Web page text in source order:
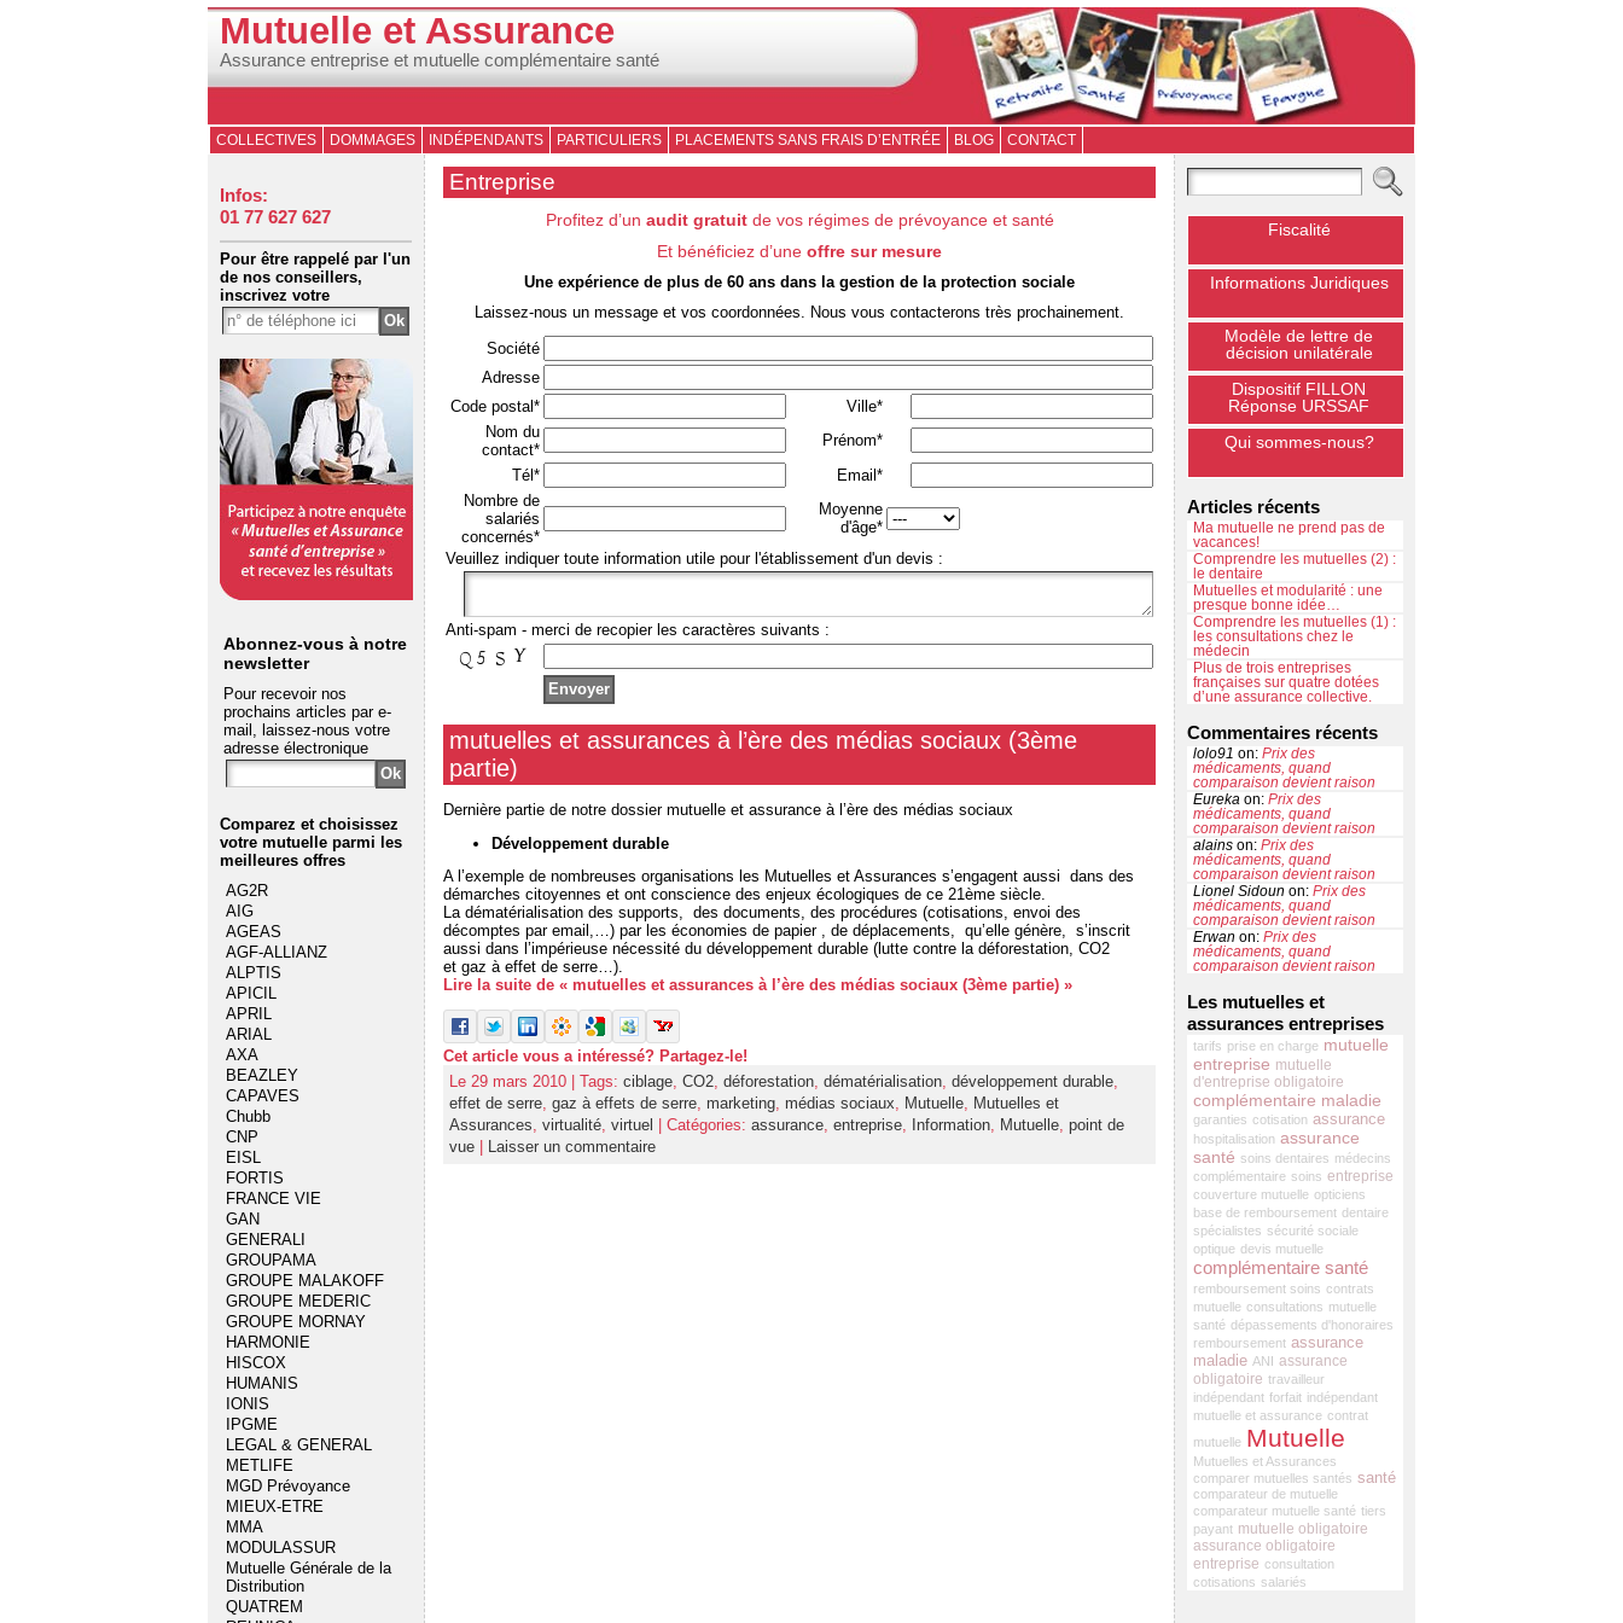
Mutuelle et Assurance
Assurance entreprise et mutuelle complémentaire santé
COLLECTIVES DOMMAGES INDÉPENDANTS PARTICULIERS PLACEMENTS SANS FRAIS D’ENTRÉE BLOG CONTACT
Infos:
01 77 627 627
Pour être rappelé par l'un
de nos conseillers,
inscrivez votre
Abonnez-vous à notre
newsletter
Pour recevoir nos
prochains articles par e-
mail, laissez-nous votre
adresse électronique
Comparez et choisissez
votre mutuelle parmi les
meilleures offres
AG2R
AIG
AGEAS
AGF-ALLIANZ
ALPTIS
APICIL
APRIL
ARIAL
AXA
BEAZLEY
CAPAVES
Chubb
CNP
EISL
FORTIS
FRANCE VIE
GAN
GENERALI
GROUPAMA
GROUPE MALAKOFF
GROUPE MEDERIC
GROUPE MORNAY
HARMONIE
HISCOX
HUMANIS
IONIS
IPGME
LEGAL & GENERAL
METLIFE
MGD Prévoyance
MIEUX-ETRE
MMA
MODULASSUR
Mutuelle Générale de la
Distribution
QUATREM
Entreprise
Profitez d’un audit gratuitde vos régimes de prévoyance et santé
Et bénéficiez d’une offre sur mesure
Une expérience de plus de 60 ans dans la gestion de la protection sociale
Laissez-nous un message et vos coordonnées. Nous vous contacterons très prochainement.
Société
Adresse
Code postal*
Ville*
Nom du
contact*
Prénom*
Tél*
Email*
Nombre de
salariés
concernés*
Moyenne
d'âge*
Veuillez indiquer toute information utile pour l'établissement d'un devis :
Anti-spam - merci de recopier les caractères suivants :
mutuelles et assurances à l’ère des médias sociaux (3ème
partie)
Dernière partie de notre dossier mutuelle et assurance à l’ère des médias sociaux
Développement durable
A l’exemple de nombreuses organisations les Mutuelles et Assurances s’engagent aussi dans des
démarches citoyennes et ont conscience des enjeux écologiques de ce 21ème siècle.
La dématérialisation des supports, des documents, des procédures (cotisations, envoi des
décomptes par email,…) par les économies de papier , de déplacements, qu’elle génère, s’inscrit
aussi dans l’impérieuse nécessité du développement durable (lutte contre la déforestation, CO2
et gaz à effet de serre…).
Lire la suite de « mutuelles et assurances à l’ère des médias sociaux (3ème partie) »
Cet article vous a intéressé? Partagez-le!
Le 29 mars 2010 | Tags: ciblage, CO2, déforestation, dématérialisation, développement durable,
effet de serre, gaz à effets de serre, marketing, médias sociaux, Mutuelle, Mutuelles et
Assurances, virtualité, virtuel | Catégories: assurance, entreprise, Information, Mutuelle, point de
vue
Laisser un commentaire
Fiscalité
Informations Juridiques
Modèle de lettre de
décision unilatérale
Dispositif FILLON
Réponse URSSAF
Qui sommes-nous?
Articles récents
Ma mutuelle ne prend pas de
vacances!
Comprendre les mutuelles (2) :
le dentaire
Mutuelles et modularité : une
presque bonne idée…
Comprendre les mutuelles (1) :
les consultations chez le
médecin
Plus de trois entreprises
françaises sur quatre dotées
d’une assurance collective.
Commentaires récents
lolo91 on: Prix des
médicaments, quand
comparaison devient raison
Eureka on: Prix des
médicaments, quand
comparaison devient raison
alains on: Prix des
médicaments, quand
comparaison devient raison
Lionel Sidoun on: Prix des
médicaments, quand
comparaison devient raison
Erwan on: Prix des
médicaments, quand
comparaison devient raison
Les mutuelles et
assurances entreprises
tarifs prise en charge mutuelle
entreprise mutuelle
d'entreprise obligatoire
complémentaire maladie
garanties cotisation assurance
hospitalisation assurance
santé soins dentaires médecins
complémentaire soins entreprise
couverture mutuelle opticiens
base de remboursement dentaire
spécialistes sécurité sociale
optique devis mutuelle
complémentaire santé
remboursement soins contrats
mutuelle consultations mutuelle
santé dépassements d'honoraires
remboursement assurance
maladie ANI assurance
obligatoire travailleur
indépendant forfait indépendant
mutuelle et assurance contrat
mutuelle Mutuelle
Mutuelles et Assurances
comparer mutuelles santés santé
comparateur de mutuelle
comparateur mutuelle santé tiers
payant mutuelle obligatoire
assurance obligatoire
entreprise consultation
cotisations salariés